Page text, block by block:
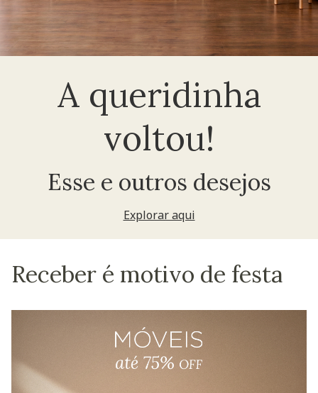
A queridinha
voltou!
Esse e outros desejos
Explorar aqui
Receber é motivo de festa